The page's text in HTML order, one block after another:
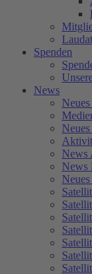
Spenden
News
News
News